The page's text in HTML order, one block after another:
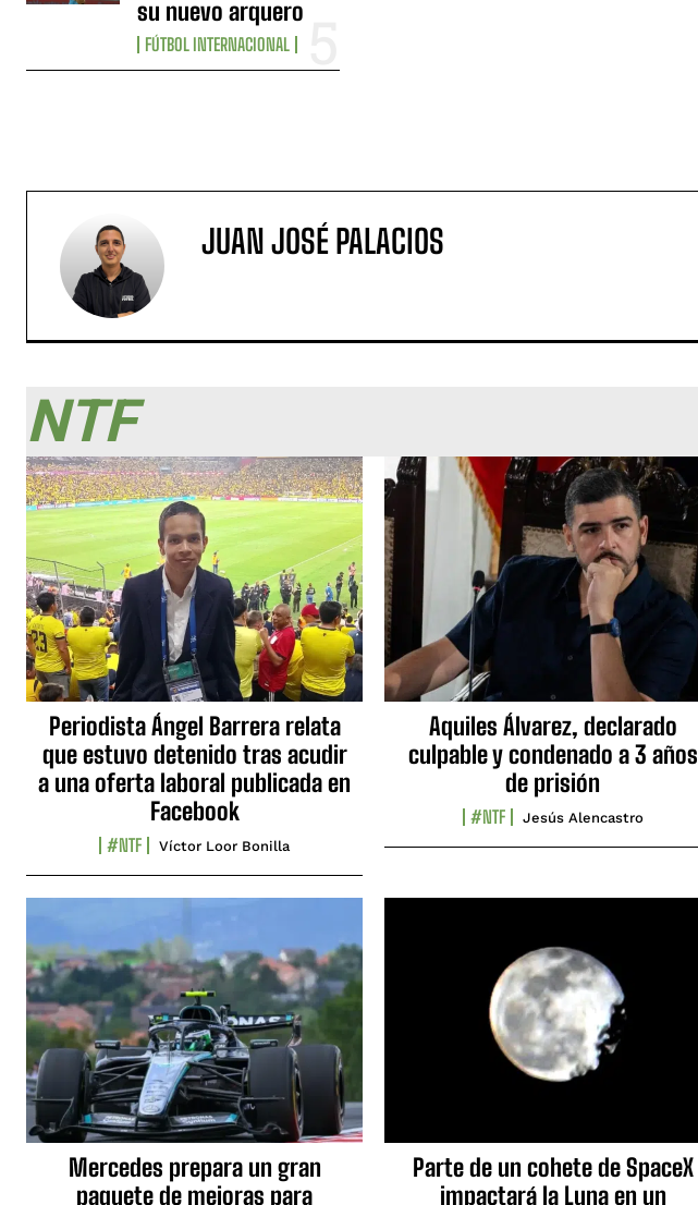
su nuevo arquero
FÚTBOL INTERNACIONAL
JUAN JOSÉ PALACIOS
NTF
Periodista Ángel Barrera relata
que estuvo detenido tras acudir
a una oferta laboral publicada en
Facebook
#NTF Víctor Loor Bonilla
Aquiles Álvarez, declarado
culpable y condenado a 3 años
de prisión
#NTF Jesús Alencastro
Mercedes prepara un gran
paquete de mejoras para
Parte de un cohete de SpaceX
impactará la Luna en un